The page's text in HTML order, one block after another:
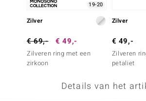
19-20
Zilver
€ 69,- € 49,-
Zilveren ring met een
zirkoon
Zilver
€ 49,-
Zilveren
petaliet
Details van het